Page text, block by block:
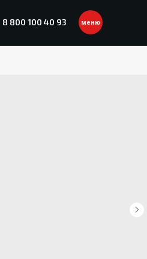
8 800 100 40 93 меню